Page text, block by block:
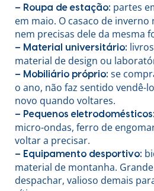
– Roupa de estação: partes
em maio. O casaco de inverno
nem precisas dele da mesma
– Material universitário:
material de design ou
– Mobiliário próprio: se
o ano, não faz sentido vendê-
novo quando voltares.
– Pequenos eletrodomésticos:
micro-ondas, ferro de
voltar a precisar.
– Equipamento desportivo:
material de montanha.
despachar, valioso demais